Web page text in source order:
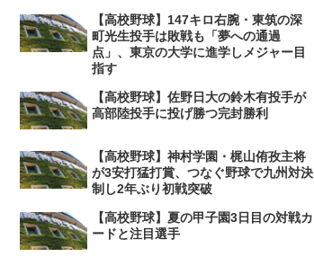
【高校野球】147キロ右腕・東筑の深
町光生投手は敗戦も「夢への通過
点」、東京の大学に進学しメジャー目
指す
【高校野球】佐野日大の鈴木有投手が
高部陸投手に投げ勝つ完封勝利
【高校野球】神村学園・梶山侑孜主将
が3安打猛打賞、つなぐ野球で九州対決
制し2年ぶり初戦突破
【高校野球】夏の甲子園3日目の対戦カ
ードと注目選手